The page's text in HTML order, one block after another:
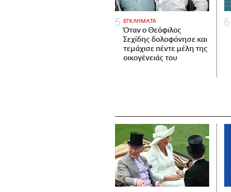
ΕΓΚΛΗΜΑΤΑ
Όταν ο Θεόφιλος
Σεχίδης δολοφόνησε και
τεμάχισε πέντε μέλη της
οικογένειάς του